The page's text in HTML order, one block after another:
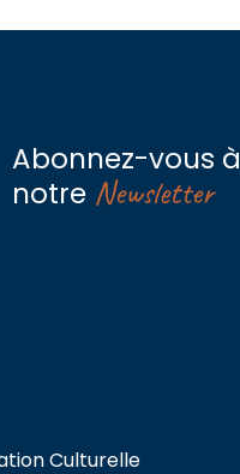
Abonnez-vous à
notre Newsletter
Culturelle